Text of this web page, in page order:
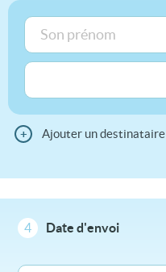
+ Ajouter un destinataire
4 Date d'envoi